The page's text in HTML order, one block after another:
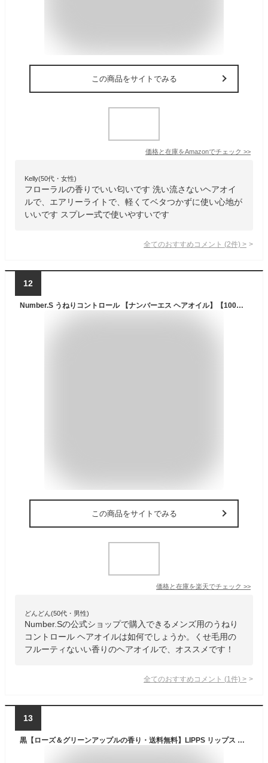
この商品をサイトでみる
価格と在庫をAmazonでチェック >>
Kelly(50代・女性)
フローラルの香りでいい匂いです 洗い流さないヘアオイ
ルで、エアリーライトで、軽くてベタつかずに使い心地が
いいです スプレー式で使いやすいです
全てのおすすめコメント (2件) >
12
Number.S うねりコントロール 【ナンバーエス ヘアオイル】【100mL】ヘアケア スタイリング 髪の毛 うねり くせ毛 改善 縮毛 矯正 モイスト スムース サラサラ パサつき 艶髪 つや髪 洗い流さない アウトバス レディース メンズ いい匂い プレゼント【公式】
この商品をサイトでみる
価格と在庫を楽天でチェック >>
どんどん(50代・男性)
Number.Sの公式ショップで購入できるメンズ用のうねり
コントロール ヘアオイルは如何でしょうか。くせ毛用の
フルーティないい香りのヘアオイルで、オススメです！
全てのおすすめコメント (1 件) >
13
黒【ローズ＆グリーンアップルの香り・送料無料】LIPPS リップス ベーススタイリング ヘアオイル (100ml) GR&R ローズ＆グリーンアップルの香り 洗い流さないトリートメント メンズ レディース